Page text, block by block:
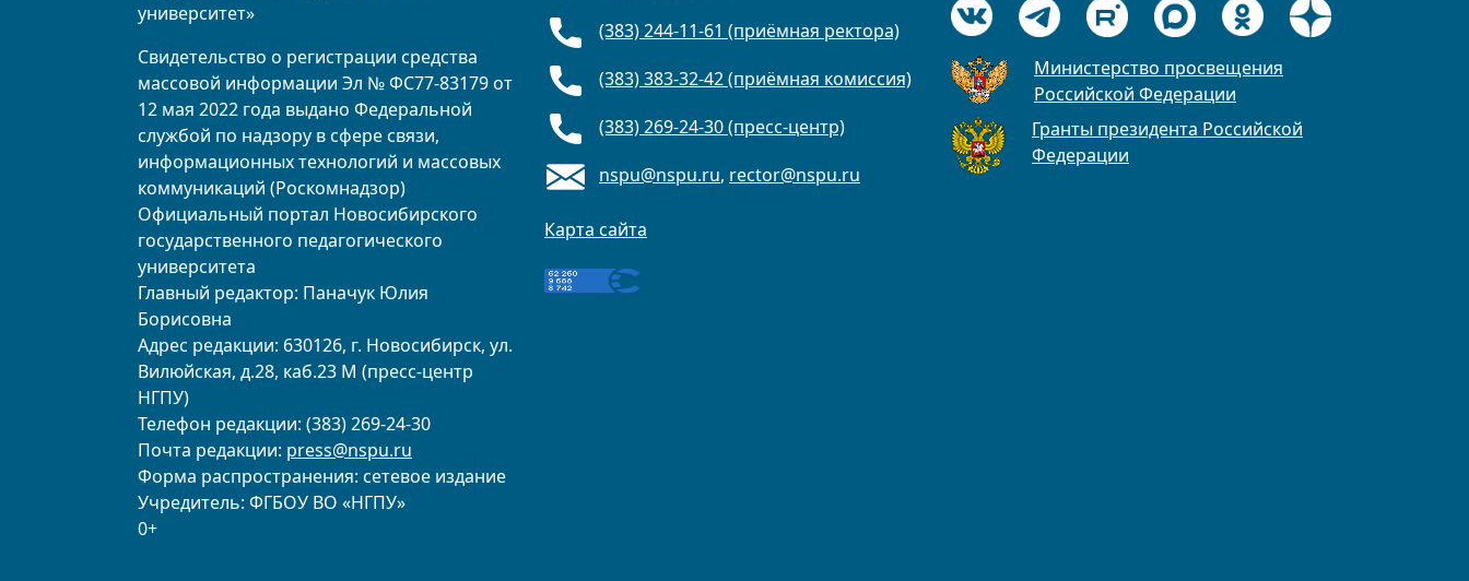
университет»
Свидетельство о регистрации средства
массовой информации Эл № ФС77-83179 от
12 мая 2022 года выдано Федеральной
службой по надзору в сфере связи,
информационных технологий и массовых
коммуникаций (Роскомнадзор)
Официальный портал Новосибирского
государственного педагогического
университета
Главный редактор: Паначук Юлия
Борисовна
Адрес редакции: 630126, г. Новосибирск, ул.
Вилюйская, д.28, каб.23 М (пресс-центр
НГПУ)
Телефон редакции: (383) 269-24-30
Почта редакции: press@nspu.ru
Форма распространения: сетевое издание
Учредитель: ФГБОУ ВО «НГПУ»
0+
(383) 244-11-61 (приёмная ректора)
(383) 383-32-42 (приёмная комиссия)
(383) 269-24-30 (пресс-центр)
nspu@nspu.ru, rector@nspu.ru
Карта сайта
Министерство просвещения
Российской Федерации
Гранты президента Российской
Федерации